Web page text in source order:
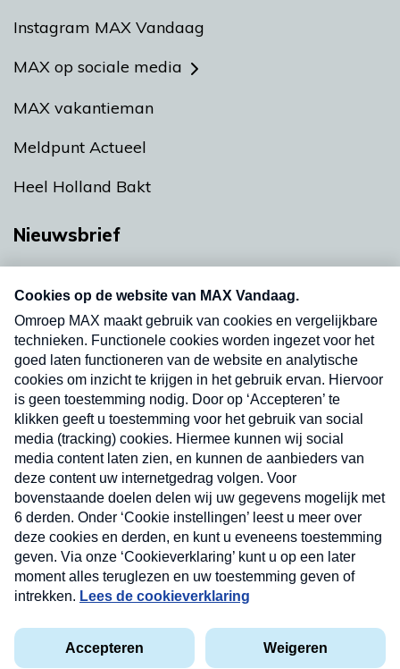
Instagram MAX Vandaag
MAX op sociale media
MAX vakantieman
Meldpunt Actueel
Heel Holland Bakt
Nieuwsbrief
nieuwsbrief. Elke vrijdag- en dinsdagochtend in
uw mailbox.
Verzend
Privacyverklaring
Cookieverklaring
Kwetsbaarheid melden
Nieuwsbrief
Neem hier een gratis abonnement op onze
nieuwsbrief. Elke vrijdag- en dinsdagochtend in uw